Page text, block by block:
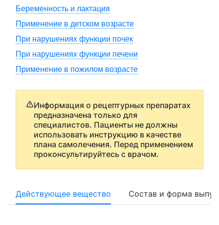
Беременность и лактация
Применение в детском возрасте
При нарушениях функции почек
При нарушениях функции печени
Применение в пожилом возрасте
Информация о рецептурных препаратах
предназначена только для
специалистов. Пациенты не должны
использовать инструкцию в качестве
плана самолечения. Перед применением
проконсультируйтесь с врачом.
Действующее вещество Состав и форма